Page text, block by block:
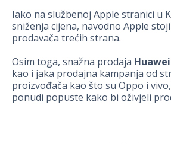
Iako na službenoj Apple stranici u
sniženja cijena, navodno Apple
prodavača trećih strana.
Osim toga, snažna prodaja
kao i jaka prodajna kampanja od
proizvođača kao što su Oppo i
ponudi popuste kako bi oživjeli